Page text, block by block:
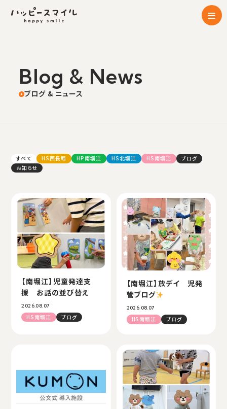
Blog & News
ブログ & ニュース
すべて HS西長堀 HP南堀江 HS北堀江 HS南堀江
ブログ
お知らせ
【南堀江】児童発達支
援 お話の並び替え
2026.08.07
HS南堀江 ブログ
【南堀江】放デイ 児発
管ブログ
2026.08.07
HS南堀江 ブログ